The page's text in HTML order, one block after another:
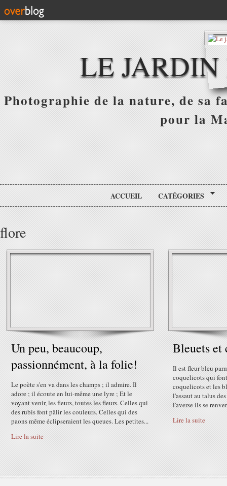
LE
Photographie de la nature, de sa
pour la
ACCUEIL CATÉGORIES
flore
Un peu, beaucoup,
passionnément, à la folie!
Le poète s'en va dans les champs ; il admire. Il
adore ; il écoute en lui-même une lyre ; Et le
voyant venir, les fleurs, toutes les fleurs. Celles qui
des rubis font pâlir les couleurs. Celles qui des
paons même éclipseraient les queues. Les petites...
Lire la suite
Bleuets et
Il est fleur bleu
coquelicots qui
coquelicots et les
l'assaut au talus
l'averse ils se
Lire la suite